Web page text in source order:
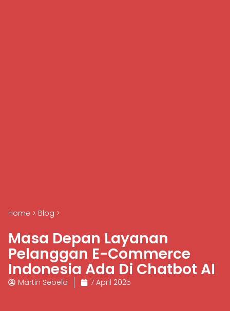
Home > Blog >
Masa Depan Layanan
Pelanggan E-Commerce
Indonesia Ada Di Chatbot AI
Martin Sebela 7 April 2025